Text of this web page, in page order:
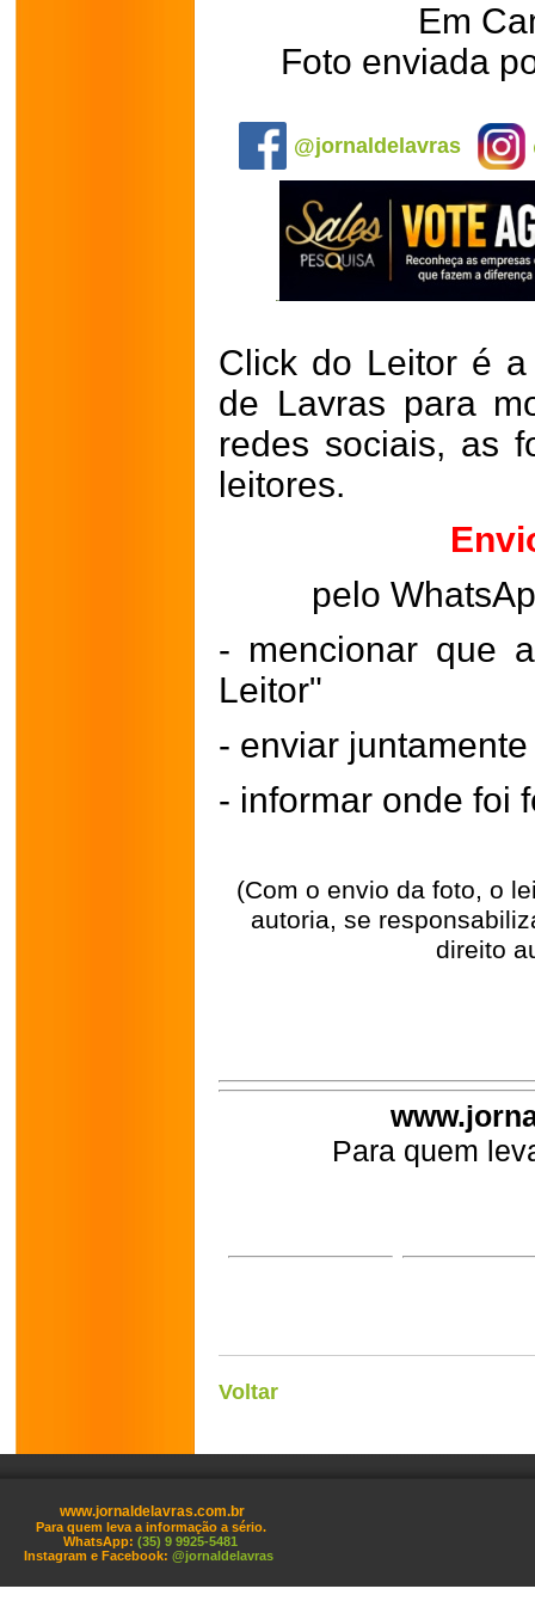
Em
Foto enviada
@jornaldelavras
Click do Leitor é
de Lavras para
redes sociais, as
leitores.
pelo
- mencionar que
Leitor"
- enviar
- informar onde foi
(Com o envio da foto, o
autoria, se
direito
Para quem
Voltar
www.jornaldelavras.com.br
Para quem leva a informação a sério.
WhatsApp: (35) 9 9925-5481
Instagram e Facebook: @jornaldelavras